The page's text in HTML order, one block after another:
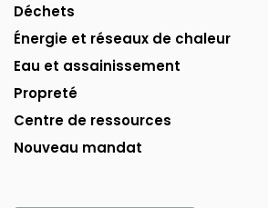
Déchets
Énergie et réseaux de chaleur
Eau et assainissement
Propreté
Centre de ressources
Nouveau mandat